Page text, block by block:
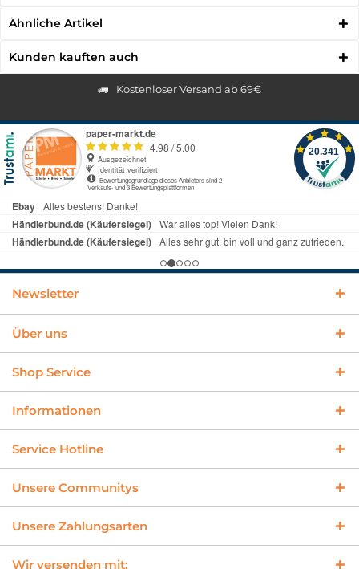
Ähnliche Artikel
Kunden kauften auch
Kostenloser Versand ab 69€
Newsletter
Über uns
Shop Service
Informationen
Service Hotline
Unsere Communitys
Unsere Zahlungsarten
Wir versenden mit: